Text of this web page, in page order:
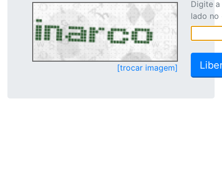
[trocar imagem]
Digite
lado no